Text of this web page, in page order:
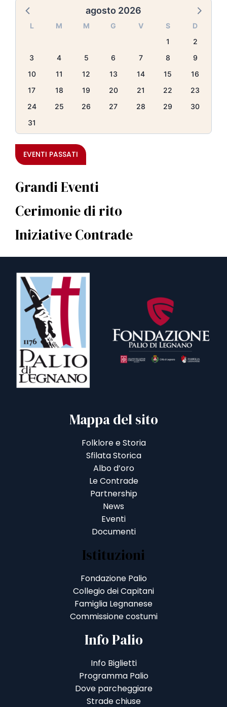
agosto 2026
L M M G V S
D
1
2
3
4 5 6 7 8
9
10
11 12 13 14 15
16
17
18 19 20 21 22
23
24
25 26 27 28 29
30
31
EVENTI PASSATI
Grandi Eventi
Cerimonie di rito
Iniziative Contrade
Mappa del sito
Folklore e Storia
Sfilata Storica
Albo d’oro
Le Contrade
Partnership
News
Eventi
Documenti
Istituzioni
Fondazione Palio
Collegio dei Capitani
Famiglia Legnanese
Commissione costumi
Info Palio
Info Biglietti
Programma Palio
Dove parcheggiare
Strade chiuse